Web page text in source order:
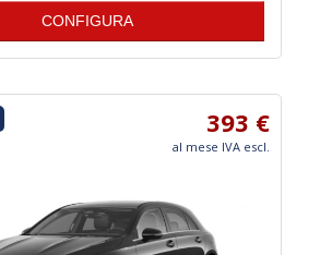
CONFIGURA
393 €
al mese IVA escl.